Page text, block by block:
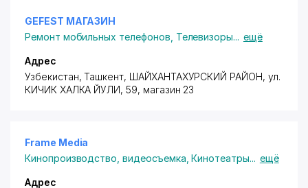
GEFEST МАГАЗИН
Ремонт мобильных телефонов Телевизоры... ещё
Адрес
Узбекистан, Ташкент, ШАЙХАНТАХУРСКИЙ РАЙОН, ул.
КИЧИК ХАЛКА ЙУЛИ, 59, магазин 23
Frame Media
Кинопроизводство, видеосъемка ,Кинотеатры... ещё
Адрес